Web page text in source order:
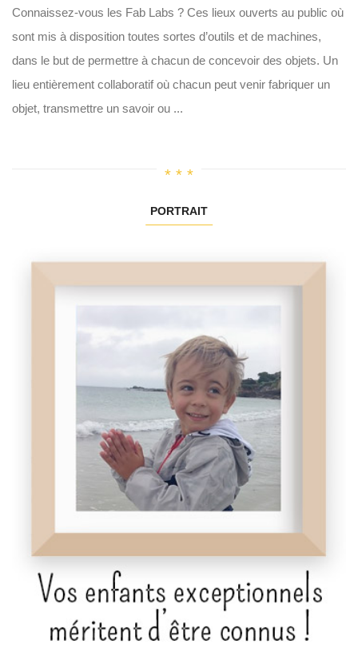
Connaissez-vous les Fab Labs ? Ces lieux ouverts au public où
sont mis à disposition toutes sortes d’outils et de machines,
dans le but de permettre à chacun de concevoir des objets. Un
lieu entièrement collaboratif où chacun peut venir fabriquer un
objet, transmettre un savoir ou ...
PORTRAIT